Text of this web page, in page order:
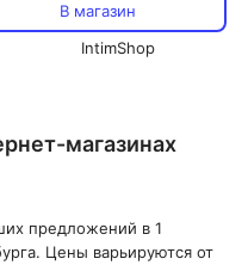
В магазин
IntimShop
магазинах
предложений в 1
Цены варьируются от